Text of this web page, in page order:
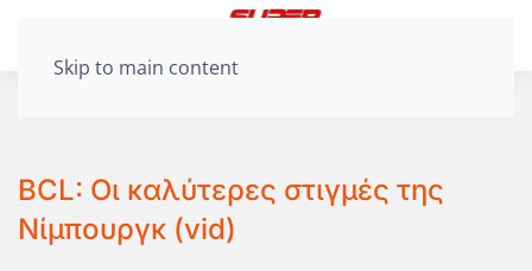
Skip to main content
BCL: Οι καλύτερες στιγμές της
Νίμπουργκ (vid)